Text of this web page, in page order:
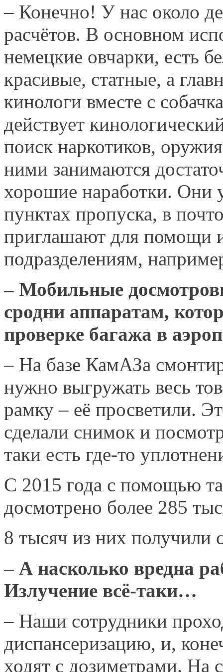
– Конечно! У нас около
расчётов. В основном
немецкие овчарки, есть
красивые, статные, а
кинологи вместе с
действует
поиск наркотиков,
ними занимаются
хорошие наработки. Они
пунктах пропуска, в
приглашают для помощи
подразделениям,
– Мобильные
сродни аппаратам,
проверке багажа в
– На базе КамАЗа
нужно выгружать весь
рамку – её просветили.
сделали снимок и
таки есть где-то
С 2015 года с помощью
досмотрено более 285
8 тысяч из них получили
– А насколько вредна
Излучение всё-таки…
– Наши сотрудники
диспансеризацию, и,
ходят с дозиметрами. На